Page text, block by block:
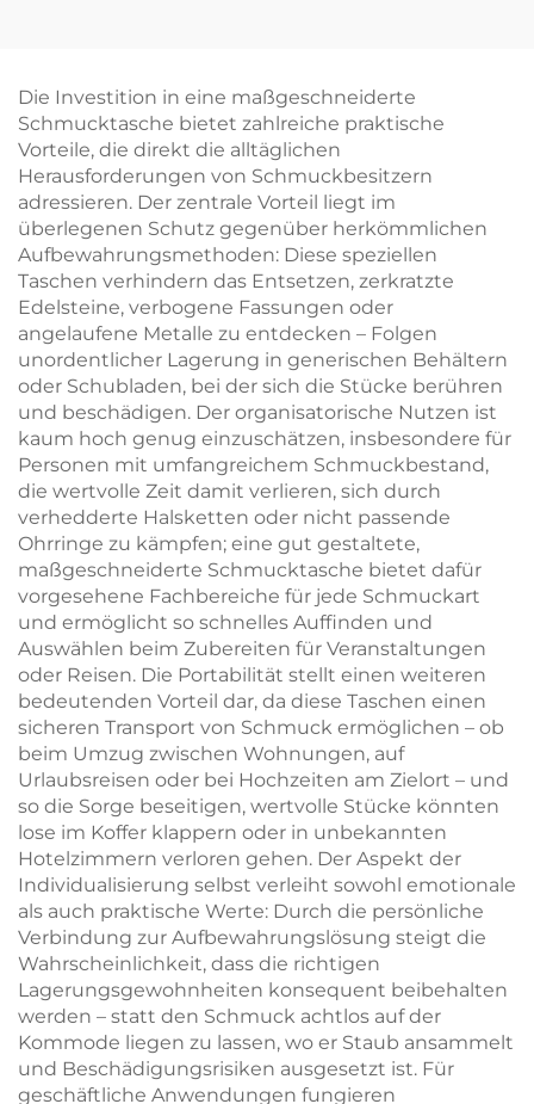
Schmuckaufbewahrungsbox
mit Bandgriff zur
Verpackung von
Halskette und Ring
Ohrringe mit
Papiertüte –
personalisiertes
gebündelt
Die Investition in eine maßgeschneiderte
Schmucktasche bietet zahlreiche praktische
Vorteile, die direkt die alltäglichen
Herausforderungen von Schmuckbesitzern
adressieren. Der zentrale Vorteil liegt im
überlegenen Schutz gegenüber herkömmlichen
Aufbewahrungsmethoden: Diese speziellen
Taschen verhindern das Entsetzen, zerkratzte
Edelsteine, verbogene Fassungen oder
angelaufene Metalle zu entdecken – Folgen
unordentlicher Lagerung in generischen Behältern
oder Schubladen, bei der sich die Stücke berühren
und beschädigen. Der organisatorische Nutzen ist
kaum hoch genug einzuschätzen, insbesondere für
Personen mit umfangreichem Schmuckbestand,
die wertvolle Zeit damit verlieren, sich durch
verhedderte Halsketten oder nicht passende
Ohrringe zu kämpfen; eine gut gestaltete,
maßgeschneiderte Schmucktasche bietet dafür
vorgesehene Fachbereiche für jede Schmuckart
und ermöglicht so schnelles Auffinden und
Auswählen beim Zubereiten für Veranstaltungen
oder Reisen. Die Portabilität stellt einen weiteren
bedeutenden Vorteil dar, da diese Taschen einen
sicheren Transport von Schmuck ermöglichen – ob
beim Umzug zwischen Wohnungen, auf
Urlaubsreisen oder bei Hochzeiten am Zielort – und
so die Sorge beseitigen, wertvolle Stücke könnten
lose im Koffer klappern oder in unbekannten
Hotelzimmern verloren gehen. Der Aspekt der
Individualisierung selbst verleiht sowohl emotionale
als auch praktische Werte: Durch die persönliche
Verbindung zur Aufbewahrungslösung steigt die
Wahrscheinlichkeit, dass die richtigen
Lagerungsgewohnheiten konsequent beibehalten
werden – statt den Schmuck achtlos auf der
Kommode liegen zu lassen, wo er Staub ansammelt
und Beschädigungsrisiken ausgesetzt ist. Für
geschäftliche Anwendungen fungieren